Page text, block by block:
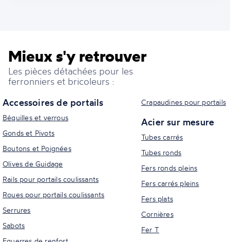
Mieux s'y retrouver
Les pièces détachées pour les
ferronniers et bricoleurs :
Accessoires de portails
Béquilles et verrous
Gonds et Pivots
Boutons et Poignées
Olives de Guidage
Rails pour portails coulissants
Roues pour portails coulissants
Serrures
Sabots
Crapaudines pour portails
Acier sur mesure
Tubes carrés
Tubes ronds
Fers ronds pleins
Fers carrés pleins
Fers plats
Cornières
Fer T